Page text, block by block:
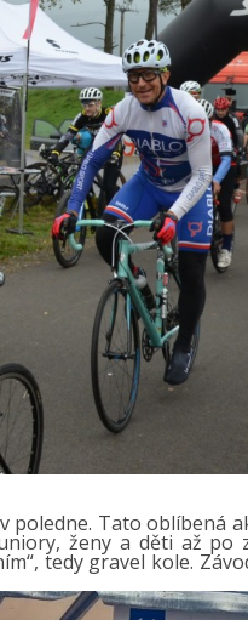
poledne. Tato oblíbená
ženy a děti až po
tedy gravel kole.